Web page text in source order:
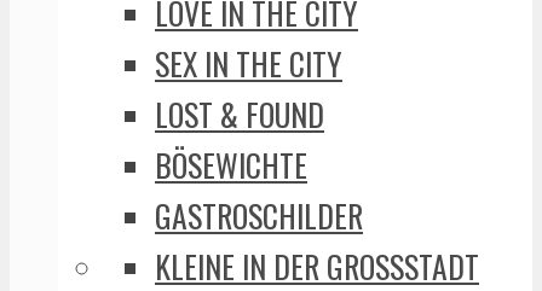
LOVE IN THE CITY
SEX IN THE CITY
LOST & FOUND
BÖSEWICHTE
GASTROSCHILDER
KLEINE IN DER GROSSSTADT